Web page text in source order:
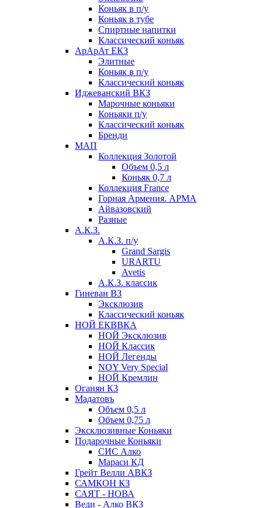
Коньяк в п/у
Коньяк в тубе
Спиртные напитки
Классический коньяк
АрАрАт ЕКЗ
Элитные
Коньяк в п/у
Классический коньяк
Иджеванский ВКЗ
Марочные коньяки
Коньяки п/у
Классический коньяк
Бренди
МАП
Коллекция Золотой
Объем 0,5 л
Коньяк 0,7 л
Коллекция France
Горная Армения. АРМА
Айвазовский
Разные
А.К.З.
А.К.З. п/у
Grand Sargis
URARTU
Avetis
А.К.З. классик
Гиневан ВЗ
Эксклюзив
Классический коньяк
НОЙ ЕКВВКА
НОЙ Эксклюзив
НОЙ Классик
НОЙ Легенды
NOY Very Speсial
НОЙ Кремлин
Оганян КЗ
Мадатовъ
Объем 0,5 л
Объем 0,75 л
Эксклюзивные Коньяки
Подарочные Коньяки
СИС Алко
Мараси КД
Грейт Велли АВКЗ
САМКОН КЗ
САЯТ - НОВА
Веди - Алко ВКЗ